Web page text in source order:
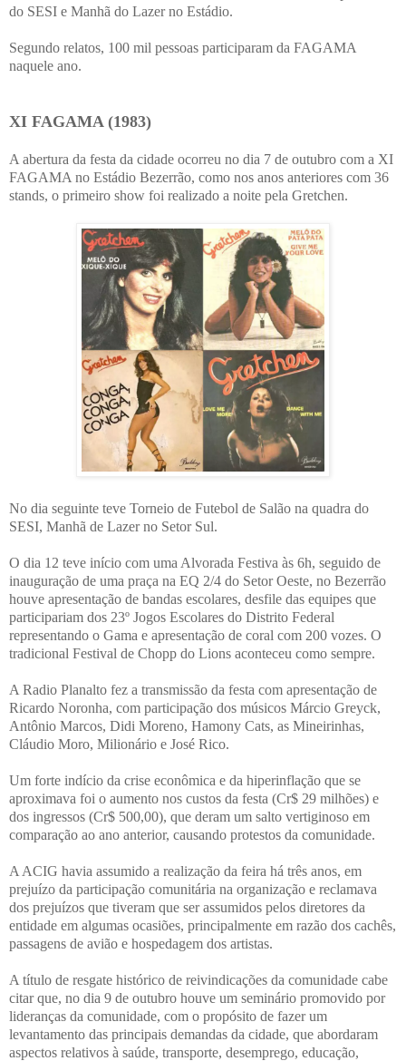
do SESI e Manhã do Lazer no Estádio.
Segundo relatos, 100 mil pessoas participaram da FAGAMA
naquele ano.
XI FAGAMA (1983)
A abertura da festa da cidade ocorreu no dia 7 de outubro com a XI
FAGAMA no Estádio Bezerrão, como nos anos anteriores com 36
stands, o primeiro show foi realizado a noite pela Gretchen.
No dia seguinte teve Torneio de Futebol de Salão na quadra do
SESI, Manhã de Lazer no Setor Sul.
O dia 12 teve início com uma Alvorada Festiva às 6h, seguido de
inauguração de uma praça na EQ 2/4 do Setor Oeste, no Bezerrão
houve apresentação de bandas escolares, desfile das equipes que
participariam dos 23º Jogos Escolares do Distrito Federal
representando o Gama e apresentação de coral com 200 vozes. O
tradicional Festival de Chopp do Lions aconteceu como sempre.
A Radio Planalto fez a transmissão da festa com apresentação de
Ricardo Noronha, com participação dos músicos Márcio Greyck,
Antônio Marcos, Didi Moreno, Hamony Cats, as Mineirinhas,
Cláudio Moro, Milionário e José Rico.
Um forte indício da crise econômica e da hiperinflação que se
aproximava foi o aumento nos custos da festa (Cr$ 29 milhões) e
dos ingressos (Cr$ 500,00), que deram um salto vertiginoso em
comparação ao ano anterior, causando protestos da comunidade.
A ACIG havia assumido a realização da feira há três anos, em
prejuízo da participação comunitária na organização e reclamava
dos prejuízos que tiveram que ser assumidos pelos diretores da
entidade em algumas ocasiões, principalmente em razão dos cachês,
passagens de avião e hospedagem dos artistas.
A título de resgate histórico de reivindicações da comunidade cabe
citar que, no dia 9 de outubro houve um seminário promovido por
lideranças da comunidade, com o propósito de fazer um
levantamento das principais demandas da cidade, que abordaram
aspectos relativos à saúde, transporte, desemprego, educação,